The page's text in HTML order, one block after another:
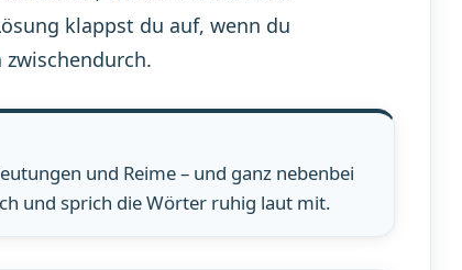
klappst du auf, wenn du
und Reime – und ganz nebenbei
und sprich die Wörter ruhig laut mit.